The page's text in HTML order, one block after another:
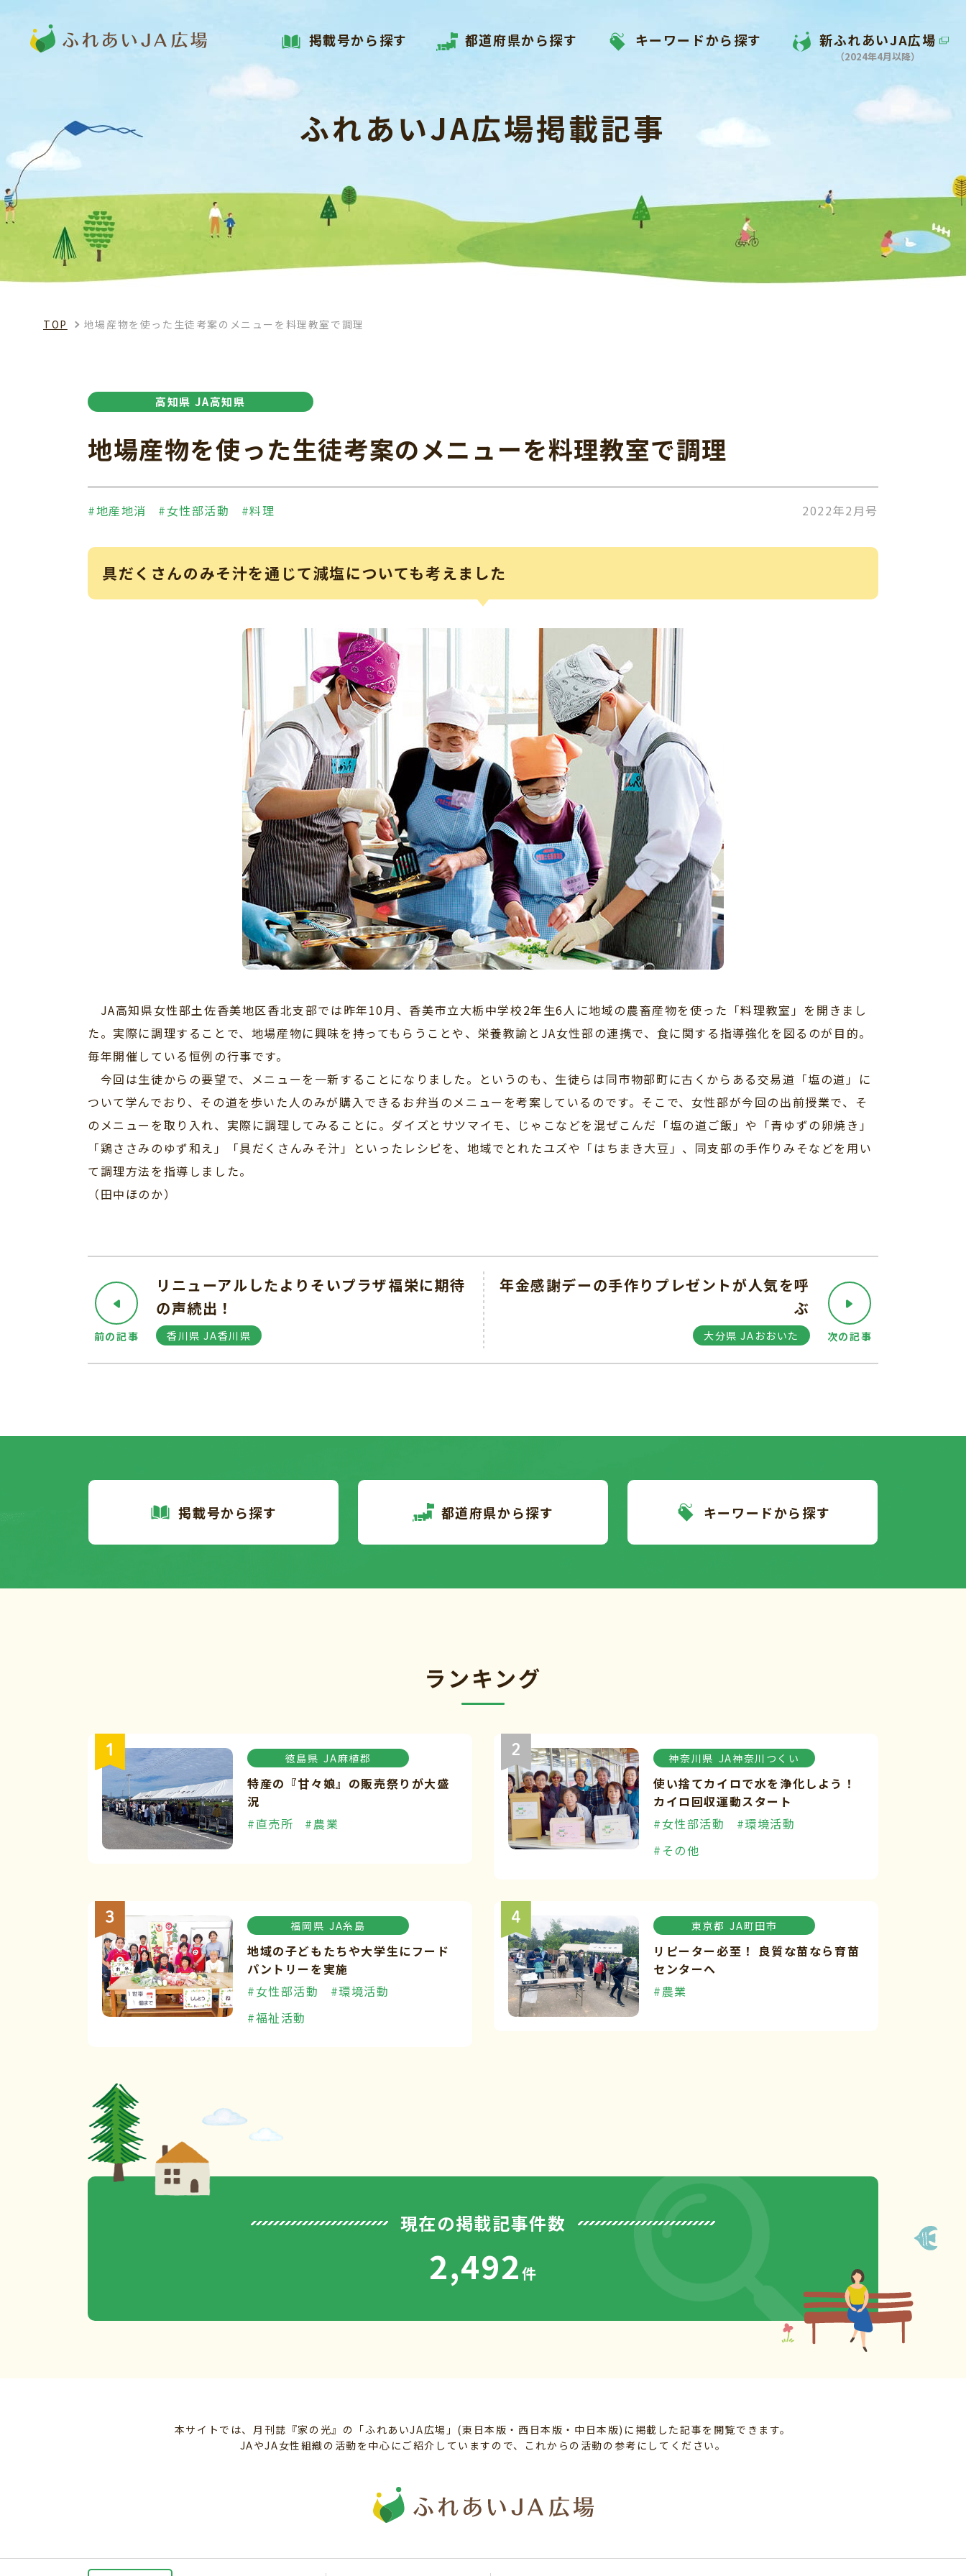
掲載号から探す 都道府県から探す キーワードから探す 新ふれあいJA広場
（2024年4月以降）
ふれあいJA広場掲載記事
TOP 地場産物を使った生徒考案のメニューを料理教室で調理
高知県 JA高知県
地場産物を使った生徒考案のメニューを料理教室で調理
#地産地消 #女性部活動 #料理 2022年2月号
具だくさんのみそ汁を通じて減塩についても考えました
JA高知県女性部土佐香美地区香北支部では昨年10月、香美市立大栃中学校2年生6人に地域の農畜産物を使った「料理教室」を開きまし
た。実際に調理することで、地場産物に興味を持ってもらうことや、栄養教諭とJA女性部の連携で、食に関する指導強化を図るのが目的。
毎年開催している恒例の行事です。
今回は生徒からの要望で、メニューを一新することになりました。というのも、生徒らは同市物部町に古くからある交易道「塩の道」に
ついて学んでおり、その道を歩いた人のみが購入できるお弁当のメニューを考案しているのです。そこで、女性部が今回の出前授業で、そ
のメニューを取り入れ、実際に調理してみることに。ダイズとサツマイモ、じゃこなどを混ぜこんだ「塩の道ご飯」や「青ゆずの卵焼き」
「鶏ささみのゆず和え」「具だくさんみそ汁」といったレシピを、地域でとれたユズや「はちまき大豆」、同支部の手作りみそなどを用い
て調理方法を指導しました。
（田中ほのか）
リニューアルしたよりそいプラザ福栄に期待
の声続出！
香川県 JA香川県
前の記事
年金感謝デーの手作りプレゼントが人気を呼
ぶ
大分県 JAおおいた 次の記事
掲載号から探す 都道府県から探す キーワードから探す
ランキング
徳島県 JA麻植郡
特産の『甘々娘』の販売祭りが大盛
況
#直売所
#農業
神奈川県 JA神奈川つくい
使い捨てカイロで水を浄化しよう！
カイロ回収運動スタート
#女性部活動
#環境活動
#その他
福岡県 JA糸島
地域の子どもたちや大学生にフード
パントリーを実施
#女性部活動
#環境活動
#福祉活動
東京都 JA町田市
リピーター必至！ 良質な苗なら育苗
センターへ
#農業
現在の掲載記事件数
2,492件
本サイトでは、月刊誌『家の光』の「ふれあいJA広場」(東日本版・西日本版・中日本版)に掲載した記事を閲覧できます。
JAやJA女性組織の活動を中心にご紹介していますので、これからの活動の参考にしてください。